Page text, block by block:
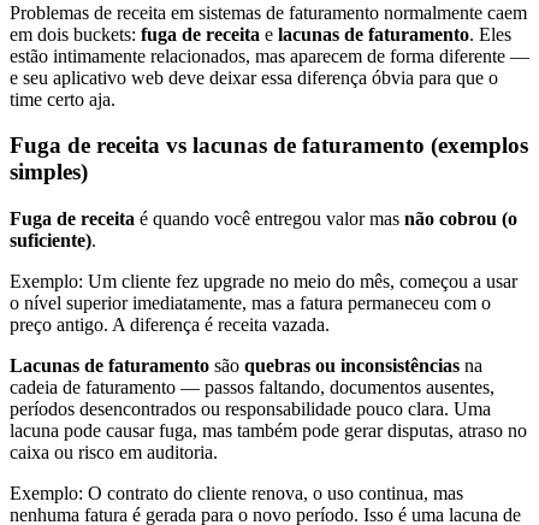
Problemas de receita em sistemas de faturamento normalmente caem
em dois buckets: fuga de receita e lacunas de faturamento. Eles
estão intimamente relacionados, mas aparecem de forma diferente —
e seu aplicativo web deve deixar essa diferença óbvia para que o
time certo aja.
Fuga de receita vs lacunas de faturamento (exemplos
simples)
Fuga de receita é quando você entregou valor mas não cobrou (o
suficiente).
Exemplo: Um cliente fez upgrade no meio do mês, começou a usar
o nível superior imediatamente, mas a fatura permaneceu com o
preço antigo. A diferença é receita vazada.
Lacunas de faturamento são quebras ou inconsistências na
cadeia de faturamento — passos faltando, documentos ausentes,
períodos desencontrados ou responsabilidade pouco clara. Uma
lacuna pode causar fuga, mas também pode gerar disputas, atraso no
caixa ou risco em auditoria.
Exemplo: O contrato do cliente renova, o uso continua, mas
nenhuma fatura é gerada para o novo período. Isso é uma lacuna de